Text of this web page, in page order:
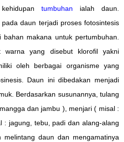
tumbuhan ialah daun.
daun terjadi proses fotosintesis
makana untuk pertumbuhan.
warna yang disebut klorofil yakni
oleh berbagai organisme yang
Daun ini dibedakan menjadi
Berdasarkan susunannya, tulang
dan jambu ), menjari ( misal :
: jagung, tebu, padi dan alang-alang
daun dan mengamatinya